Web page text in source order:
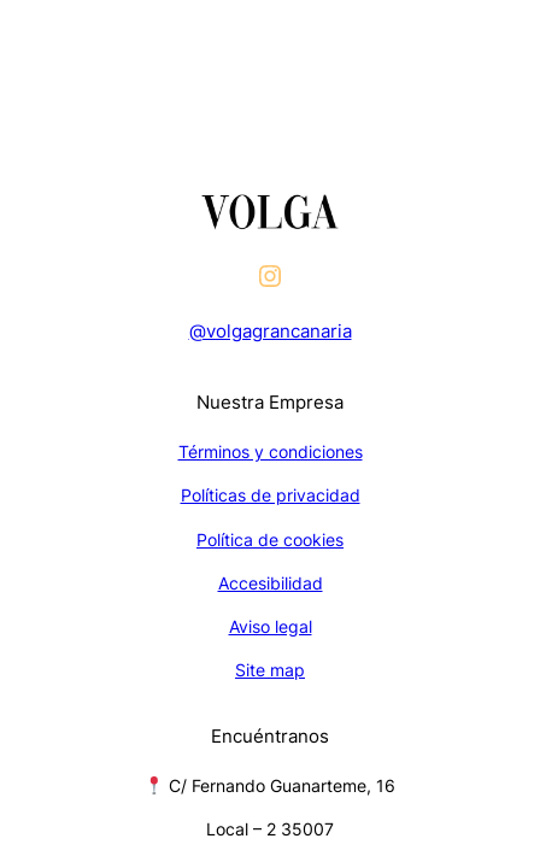
@volgagrancanaria
Nuestra Empresa
Términos y condiciones
Políticas de privacidad
Política de cookies
Accesibilidad
Aviso legal
Site map
Encuéntranos
C/ Fernando Guanarteme, 16
Local – 2 35007